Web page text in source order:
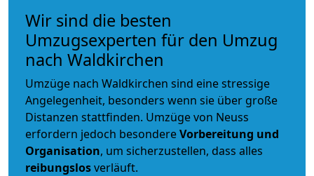
Wir sind die besten
Umzugsexperten für den Umzug
nach Waldkirchen
Umzüge nach Waldkirchen sind eine stressige
Angelegenheit, besonders wenn sie über große
Distanzen stattfinden. Umzüge von Neuss
erfordern jedoch besondereVorbereitung und
Organisation, um sicherzustellen, dass alles
reibungslosverläuft.